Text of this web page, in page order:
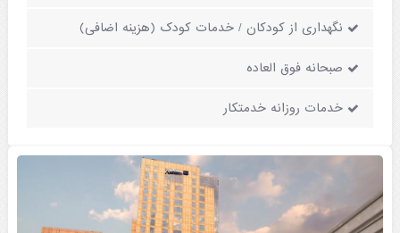
نگهداری از کودکان / خدمات کودک (هزینه اضافی)
صبحانه فوق العاده
خدمات روزانه خدمتکار